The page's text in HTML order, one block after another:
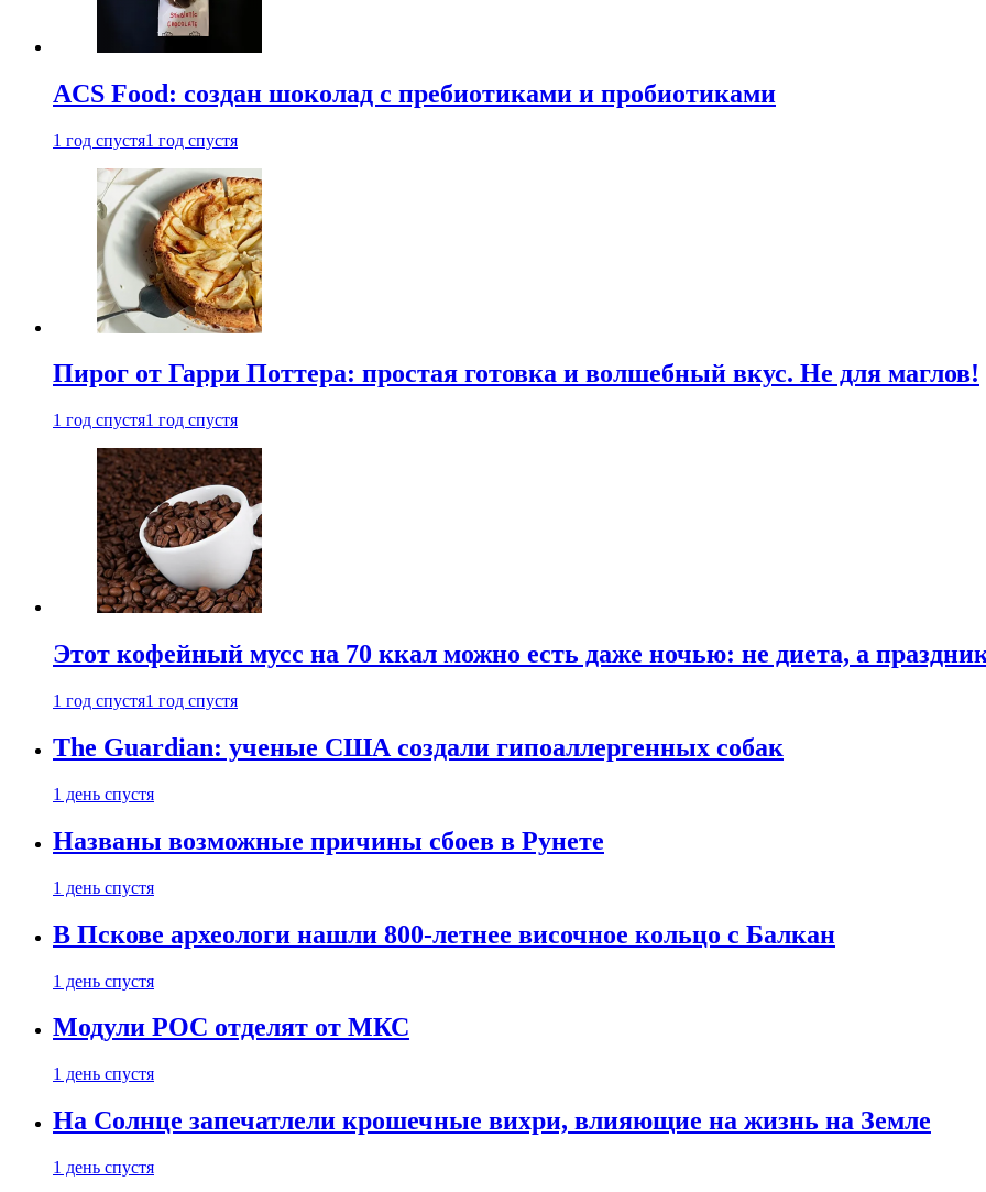
ACS Food: создан шоколад с пребиотиками и пробиотиками
1 год спустя1 год спустя
Пирог от Гарри Поттера: простая готовка и волшебный вкус. Не для маглов!
1 год спустя1 год спустя
Этот кофейный мусс на 70 ккал можно есть даже ночью: не диета, а
1 год спустя1 год спустя
The Guardian: ученые США создали гипоаллергенных собак
1 день спустя
Названы возможные причины сбоев в Рунете
1 день спустя
В Пскове археологи нашли 800-летнее височное кольцо с Балкан
1 день спустя
Модули РОС отделят от МКС
1 день спустя
На Солнце запечатлели крошечные вихри, влияющие на жизнь на Земле
1 день спустя